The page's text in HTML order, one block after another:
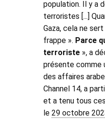
population. Il y a
terroristes [...]
Gaza, cela ne sert
frappe ». Parce
terroriste », a
présente comme
des affaires
Channel 14, a
et a tenu tous
le 29 octobre